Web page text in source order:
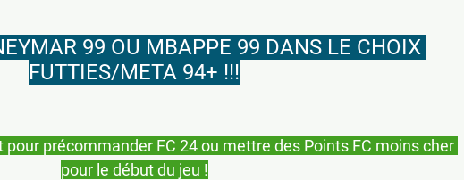
99 OU MBAPPE 99 DANS LE CHOIX
FUTTIES/META 94+ !!!
pour précommander FC 24 ou mettre des Points FC moins cher
pour le début du jeu !